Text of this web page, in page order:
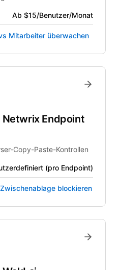
Ab $15/Benutzer/Monat
Mitarbeiter überwachen
Netwrix Endpoint
Copy-Paste-Kontrollen
(pro Endpoint)
blockieren